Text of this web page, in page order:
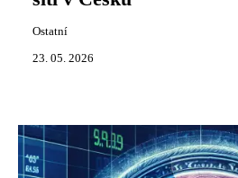
Ostatní
23. 05. 2026